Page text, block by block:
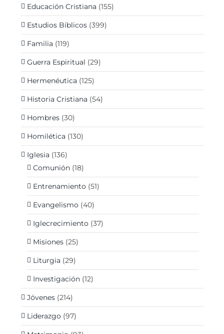
Educación Cristiana (155)
Estudios Bíblicos (399)
Familia (119)
Guerra Espiritual (29)
Hermenéutica (125)
Historia Cristiana (54)
Hombres (30)
Homilética (130)
Iglesia (136)
Comunión (18)
Entrenamiento (51)
Evangelismo (40)
Iglecrecimiento (37)
Misiones (25)
Liturgia (29)
Investigación (12)
Jóvenes (214)
Liderazgo (97)